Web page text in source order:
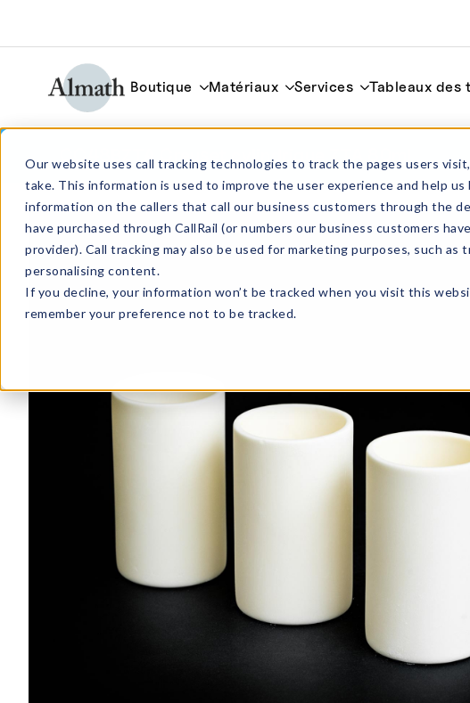
Our website uses call tracking technologies to track the pages users
take. This information is used to improve the user experience and help
information on the callers that call our business customers through the
have purchased through CallRail (or numbers our business customers
provider). Call tracking may also be used for marketing purposes, such
personalising content.
If you decline, your information won’t be tracked when you visit this
remember your preference not to be tracked.
Boutique Matériaux Services Tableaux des
CC48BZTA Creuset cylindrique ZTA 80ml